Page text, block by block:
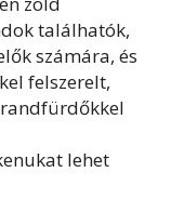
találhatók,
számára, és
felszerelt,
lehet